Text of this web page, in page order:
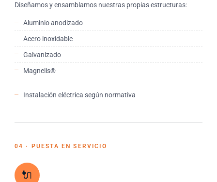
Diseñamos y ensamblamos nuestras propias estructuras:
Aluminio anodizado
Acero inoxidable
Galvanizado
Magnelis®
Instalación eléctrica según normativa
04 · PUESTA EN SERVICIO
🔌